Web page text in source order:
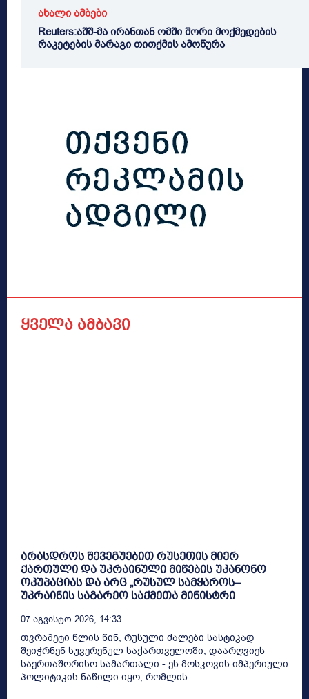
ახალი ამბები
Reuters:აშშ-მა ირანთან ომში შორი მოქმედების
რაკეტების მარაგი თითქმის ამოწურა
ყველა ამბავი
არასდროს შევეგუებით რუსეთის მიერ
ქართული და უკრაინული მიწების უკანონო
ოკუპაციას და არც „რუსულ სამყაროს–
უკრაინის საგარეო საქმეთა მინისტრი
07 Აგვისტო 2026, 14:33
თვრამეტი წლის წინ, რუსული ძალები სასტიკად
შეიჭრნენ სუვერენულ საქართველოში, დაარღვიეს
საერთაშორისო სამართალი - ეს მოსკოვის იმპერიული
პოლიტიკის ნაწილი იყო, რომლის...